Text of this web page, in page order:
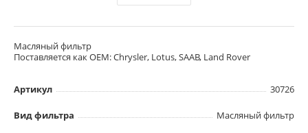
Масляный фильтр
Поставляется как OEM: Chrysler, Lotus, SAAB, Land Rover
Артикул 30726
Вид фильтра Масляный фильтр